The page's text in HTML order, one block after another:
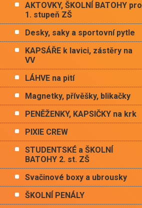
AKTOVKY, ŠKOLNÍ BATOHY pro
1. stupeň ZŠ
Desky, saky a sportovní pytle
KAPSÁŘE k lavici, zástěry na
VV
LÁHVE na pití
Magnetky, přívěšky, blikačky
PENĚŽENKY, KAPSIČKY na krk
PIXIE CREW
STUDENTSKÉ a ŠKOLNÍ
BATOHY 2. st. ZŠ
Svačinové boxy a ubrousky
ŠKOLNÍ PENÁLY